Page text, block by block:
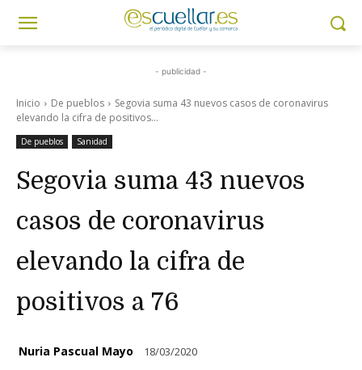
- publicidad -
Inicio De pueblos
Segovia suma 43 nuevos casos de coronavirus
elevando la cifra de positivos...
De pueblos Sanidad
Segovia suma 43 nuevos
casos de coronavirus
elevando la cifra de
positivos a 76
Nuria Pascual Mayo 18/03/2020